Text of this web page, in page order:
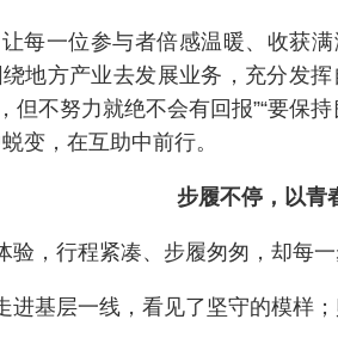
每一位参与者倍感温暖、收获
地方产业去发展业务，充分发
但不努力就绝不会有回报”“要
变，在互助中前行。
步履不停，以青
，行程紧凑、步履匆匆，却每
基层一线，看见了坚守的模样